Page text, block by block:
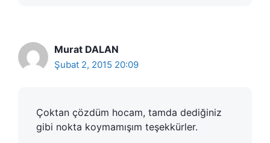
Murat DALAN
Şubat 2, 2015 20:09
Çoktan çözdüm hocam, tamda dediğiniz
gibi nokta koymamışım teşekkürler.